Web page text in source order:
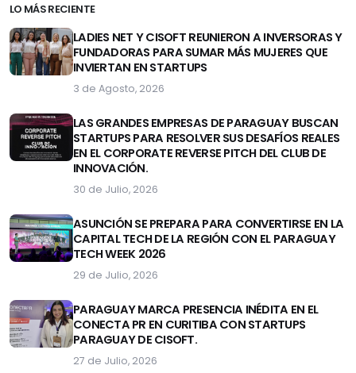
LO MÁS RECIENTE
LADIES NET Y CISOFT REUNIERON A INVERSORAS Y
FUNDADORAS PARA SUMAR MÁS MUJERES QUE
INVIERTAN EN STARTUPS
3 de Agosto, 2026
LAS GRANDES EMPRESAS DE PARAGUAY BUSCAN
STARTUPS PARA RESOLVER SUS DESAFÍOS REALES
EN EL CORPORATE REVERSE PITCH DEL CLUB DE
INNOVACIÓN.
30 de Julio, 2026
ASUNCIÓN SE PREPARA PARA CONVERTIRSE EN LA
CAPITAL TECH DE LA REGIÓN CON EL PARAGUAY
TECH WEEK 2026
29 de Julio, 2026
PARAGUAY MARCA PRESENCIA INÉDITA EN EL
CONECTA PR EN CURITIBA CON STARTUPS
PARAGUAY DE CISOFT.
27 de Julio, 2026